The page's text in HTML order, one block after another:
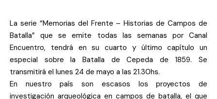
La serie “Memorias del Frente – Historias de Campos de
Batalla” que se emite todas las semanas por Canal
Encuentro, tendrá en su cuarto y último capítulo un
especial sobre la Batalla de Cepeda de 1859. Se
transmitirá el lunes 24 de mayo a las 21.30hs.
En nuestro país son escasos los proyectos de
investigación arqueológica en campos de batalla, el que